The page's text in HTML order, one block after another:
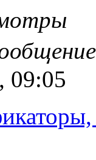
09:05